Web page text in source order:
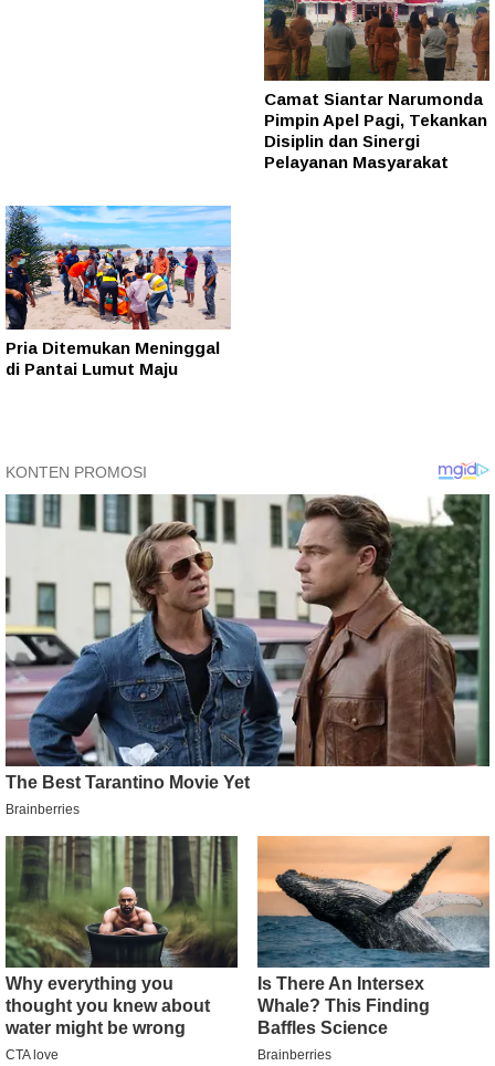
Camat Siantar Narumonda
Pimpin Apel Pagi, Tekankan
Disiplin dan Sinergi
Pelayanan Masyarakat
Pria Ditemukan Meninggal
di Pantai Lumut Maju